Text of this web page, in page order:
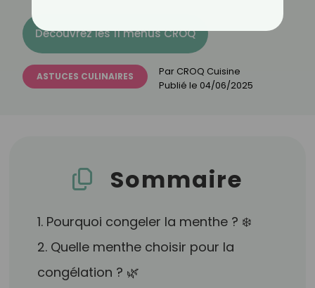
Découvrez les 11 menus CROQ
ASTUCES CULINAIRES Par CROQ Cuisine
Publié le 04/06/2025
Sommaire
1. Pourquoi congeler la menthe ? ❄️
2. Quelle menthe choisir pour la
congélation ? 🌿